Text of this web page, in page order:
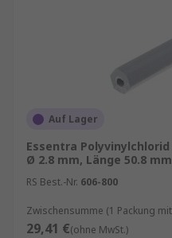
Auf Lager
Essentra
Ø 2.8 mm, Länge 50.8 mm
RS Best.-Nr. 606-800
Zwischensumme (1 Packung
29,41 €(ohne MwSt.)